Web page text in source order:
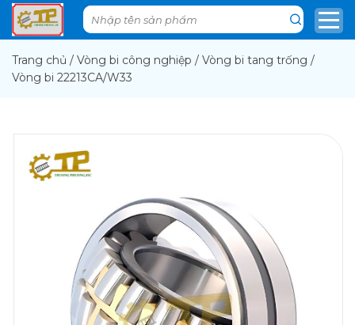
Trang chủ / Vòng bi công nghiệp / Vòng bi tang trống /
Vòng bi 22213CA/W33